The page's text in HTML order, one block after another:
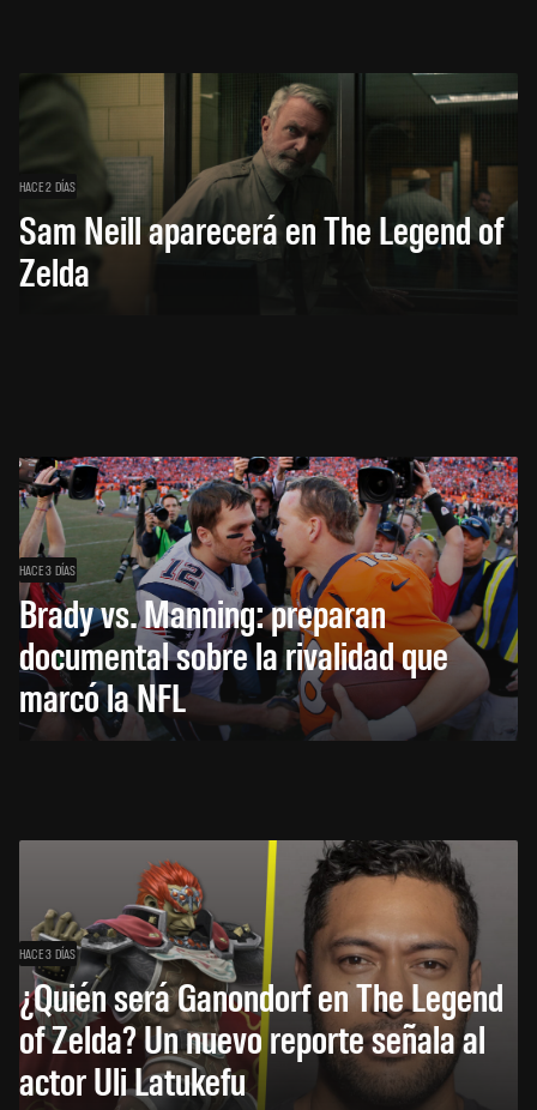
HACE 2 DÍAS
Sam Neill aparecerá en The Legend of
Zelda
HACE 3 DÍAS
Brady vs. Manning: preparan
documental sobre la rivalidad que
marcó la NFL
HACE 3 DÍAS
¿Quién será Ganondorf en The Legend
of Zelda? Un nuevo reporte señala al
actor Uli Latukefu